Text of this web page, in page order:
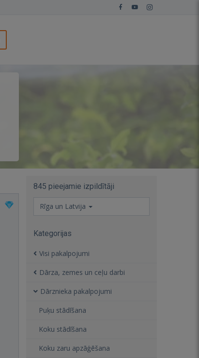
845 pieejamie izpildītāji
Rīga un Latvija
Kategorijas
Visi pakalpojumi
Dārza, zemes un ceļu darbi
Dārznieka pakalpojumi
Puķu stādīšana
Koku stādīšana
Koku zaru apzāģēšana